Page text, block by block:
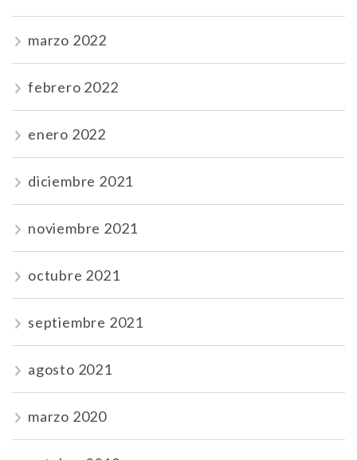
marzo 2022
febrero 2022
enero 2022
diciembre 2021
noviembre 2021
octubre 2021
septiembre 2021
agosto 2021
marzo 2020